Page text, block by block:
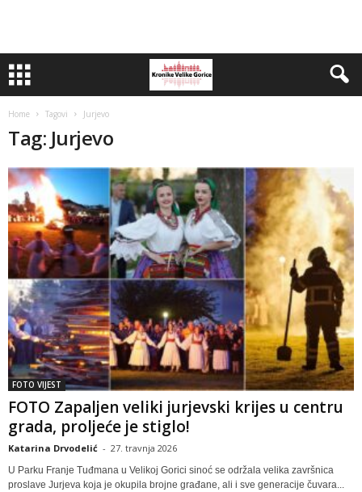
Home Tagovi Jurjevo
Tag: Jurjevo
FOTO VIJEST
FOTO Zapaljen veliki jurjevski krijes u centru
grada, proljeće je stiglo!
Katarina Drvodelić - 27. travnja 2026
U Parku Franje Tuđmana u Velikoj Gorici sinoć se održala velika završnica
proslave Jurjeva koja je okupila brojne građane, ali i sve generacije čuvara...